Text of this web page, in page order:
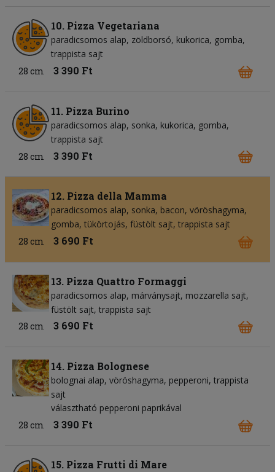
10. Pizza Vegetariana
paradicsomos alap zöldborsó kukorica gomba
trappista sajt
28 cm
3 390 Ft
11. Pizza Burino
paradicsomos alap sonka kukorica gomba
trappista sajt
28 cm
3 390 Ft
12. Pizza della Mamma
paradicsomos alap sonka bacon vöröshagyma
gomba tükörtojás füstölt sajt trappista sajt
28 cm
3 690 Ft
13. Pizza Quattro Formaggi
paradicsomos alap márványsajt mozzarella sajt
füstölt sajt trappista sajt
28 cm
3 690 Ft
14. Pizza Bolognese
bolognai alap vöröshagyma pepperoni trappista
sajt
választható pepperoni paprikával
28 cm
3 390 Ft
15. Pizza Frutti di Mare